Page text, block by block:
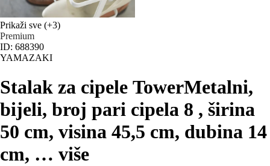
Prikaži sve (+3)
Premium
ID: 688390
YAMAZAKI
Stalak za cipele TowerMetalni,
bijeli, broj pari cipela 8 , širina
50 cm, visina 45,5 cm, dubina 14
cm, … više